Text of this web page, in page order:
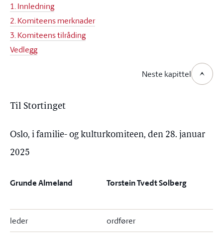
1. Innledning
2. Komiteens merknader
3. Komiteens tilråding
Vedlegg
Neste kapittel
Til Stortinget
Oslo, i familie- og kulturkomiteen, den 28. januar
2025
Grunde Almeland Torstein Tvedt Solberg
leder ordfører